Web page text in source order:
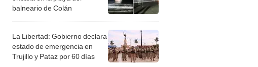
balneario de Colán
La Libertad: Gobierno declara
estado de emergencia en
Trujillo y Pataz por 60 días